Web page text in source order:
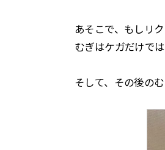
あそこで、もしリ
むぎはケガだけで
そして、その後の